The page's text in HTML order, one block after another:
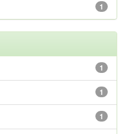
1
1
1
1